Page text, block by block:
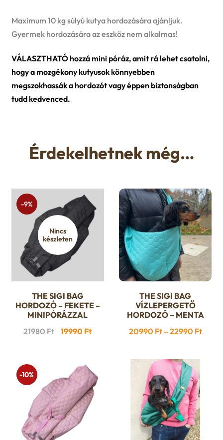
Maximum 10 kg súlyú kutya hordozására ajánljuk.
Gyermek hordozására az eszköz nem alkalmas!
VÁLASZTHATÓ hozzá mini póráz, amit rá lehet csatolni,
hogy a mozgékony kutyusok könnyebben
megszokhassák a hordozót vagy éppen biztonságban
tudd kedvenced.
Érdekelhetnek még…
Nincs
készleten
-9%
THE SIGI BAG
HORDOZÓ – FEKETE –
MINIPÓRÁZZAL
21980Ft Original
21980 Ft.
19990 FtCurrent
19990 Ft.
Ennek
a
van.
A
változatok
a
termékoldalon
választhatók
THE SIGI BAG
VÍZLEPERGETŐ
HORDOZÓ – MENTA
20990 Ft – 22990 Ft
-10%